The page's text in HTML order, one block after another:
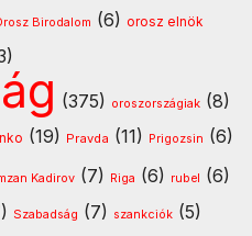
Birodalom (6) orosz elnök
(375) oroszországiak (8)
(19) Pravda (11) Prigozsin (6)
Kadirov (7) Riga (6) rubel (6)
Szabadság (7) szankciók (5)